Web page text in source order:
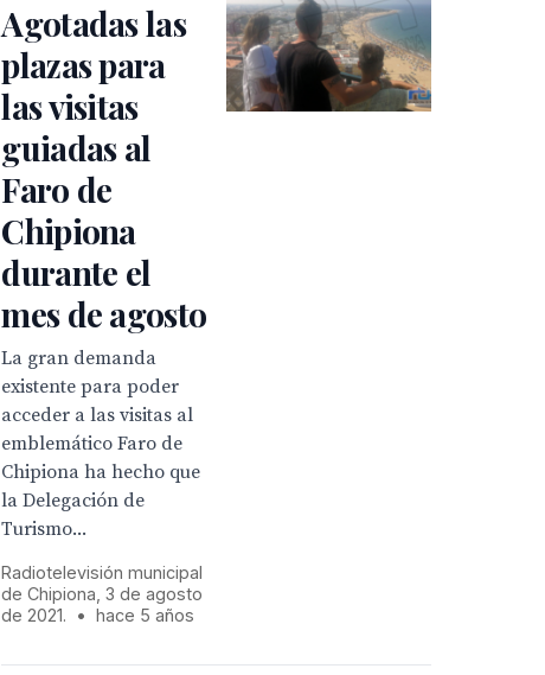
Agotadas las
plazas para
las visitas
guiadas al
Faro de
Chipiona
durante el
mes de agosto
La gran demanda
existente para poder
acceder a las visitas al
emblemático Faro de
Chipiona ha hecho que
la Delegación de
Turismo...
Radiotelevisión municipal
de Chipiona, 3 de agosto
de 2021.
• hace 5 años